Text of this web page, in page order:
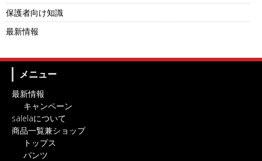
保護者向け知識
最新情報
メニュー
最新情報
キャンペーン
salelaについて
商品一覧兼ショップ
トップス
パンツ